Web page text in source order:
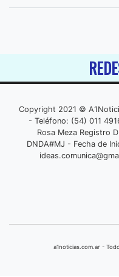
Copyright 2021 ©
- Teléfono: (54) 011
Rosa Meza Registro
DNDA#MJ - Fecha de
a1noticias.com.ar -